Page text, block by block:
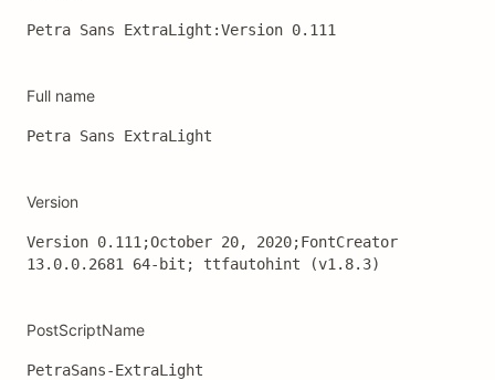
Petra Sans ExtraLight:Version 0.111
Full name
Petra Sans ExtraLight
Version
Version 0.111;October 20, 2020;FontCreator
13.0.0.2681 64-bit; ttfautohint (v1.8.3)
PostScriptName
PetraSans-ExtraLight